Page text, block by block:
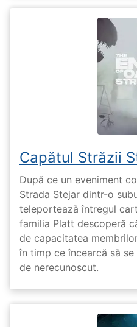
Capătul Străzii
După ce un eveniment
Strada Stejar dintr-o
teleportează întregul
familia Platt descoperă
de capacitatea
în timp ce încearcă să
de nerecunoscut.